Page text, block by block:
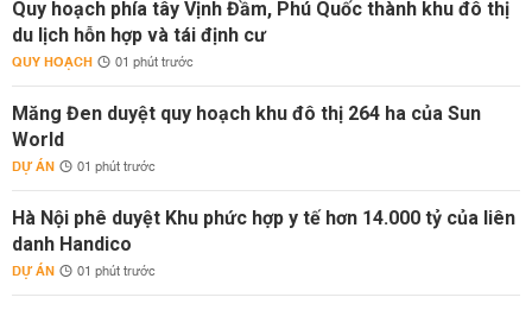
Quy hoạch phía tây Vịnh Đầm, Phú Quốc thành khu đô thị
du lịch hỗn hợp và tái định cư
QUY HOẠCH 01 phút trước
Măng Đen duyệt quy hoạch khu đô thị 264 ha của Sun
World
DỰ ÁN 01 phút trước
Hà Nội phê duyệt Khu phức hợp y tế hơn 14.000 tỷ của liên
danh Handico
DỰ ÁN 01 phút trước